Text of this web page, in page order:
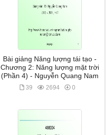
Bài giảng Năng lượng tái tạo -
Chương 2: Năng lượng mặt trời
(Phần 4) - Nguyễn Quang Nam
39 2694 0